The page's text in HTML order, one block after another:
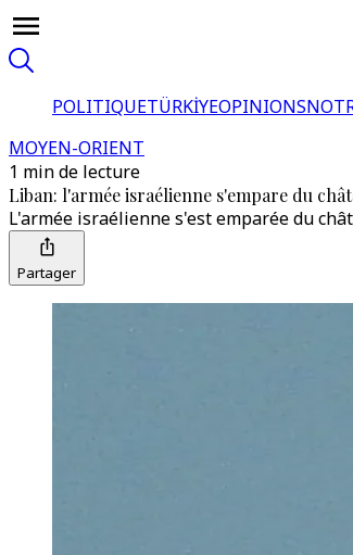
POLITIQUETÜRKİYEOPINIONS
MOYEN-ORIENT
1 min de lecture
Liban: l'armée israélienne s'empare du
L'armée israélienne s'est emparée du
Partager